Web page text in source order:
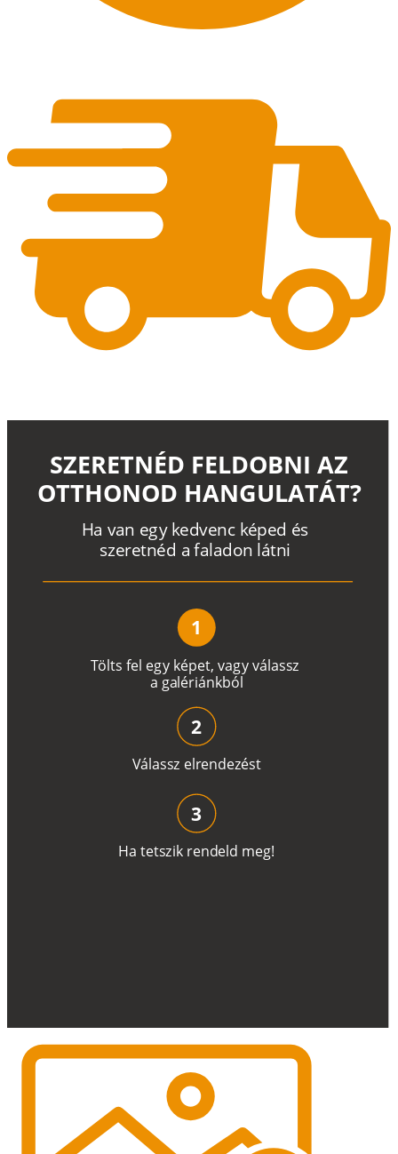
Tölts fel egy képet, vagyválassz
a galériánkból
Ha van egy kedvenc képed és
szeretnéd a faladon látni
SZERETNÉD FELDOBNI AZ
OTTHONOD HANGULATÁT?
1
Válassz elrendezést
2
Ha tetszik rendeld meg!
3